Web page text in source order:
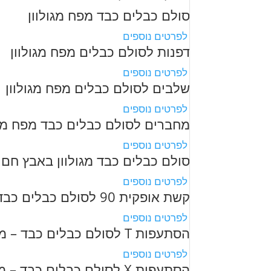
סולם כבלים כבד מפח מגולוון
לפרטים נוספים
דפנות לסולם כבלים מפח מגולוון
לפרטים נוספים
שלבים לסולם כבלים מפח מגולוון
לפרטים נוספים
מחברים לסולם כבלים כבד מפח
לפרטים נוספים
סולם כבלים כבד מגולוון באבץ חם
לפרטים נוספים
קשת אופקית 90 לסולם כבלים כבד – מגולוון באבץ חם
לפרטים נוספים
הסתעפות T לסולם כבלים כבד – מגולוון באבץ חם
לפרטים נוספים